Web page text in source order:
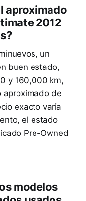
aproximado
2012
un
buen estado,
y 160,000 km,
aproximado de
exacto varía
el estado
Pre-Owned
modelos